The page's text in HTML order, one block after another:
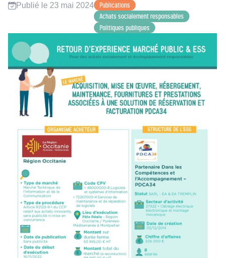
Publié le 23 mai 2024
Publications
Achats socialement responsables
Politiques publiques